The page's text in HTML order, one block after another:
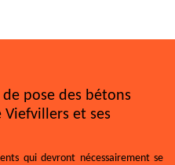
pose des bétons
et ses
qui devront nécessairement se